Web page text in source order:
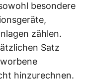
besondere
zählen.
Satz
hinzurechnen.